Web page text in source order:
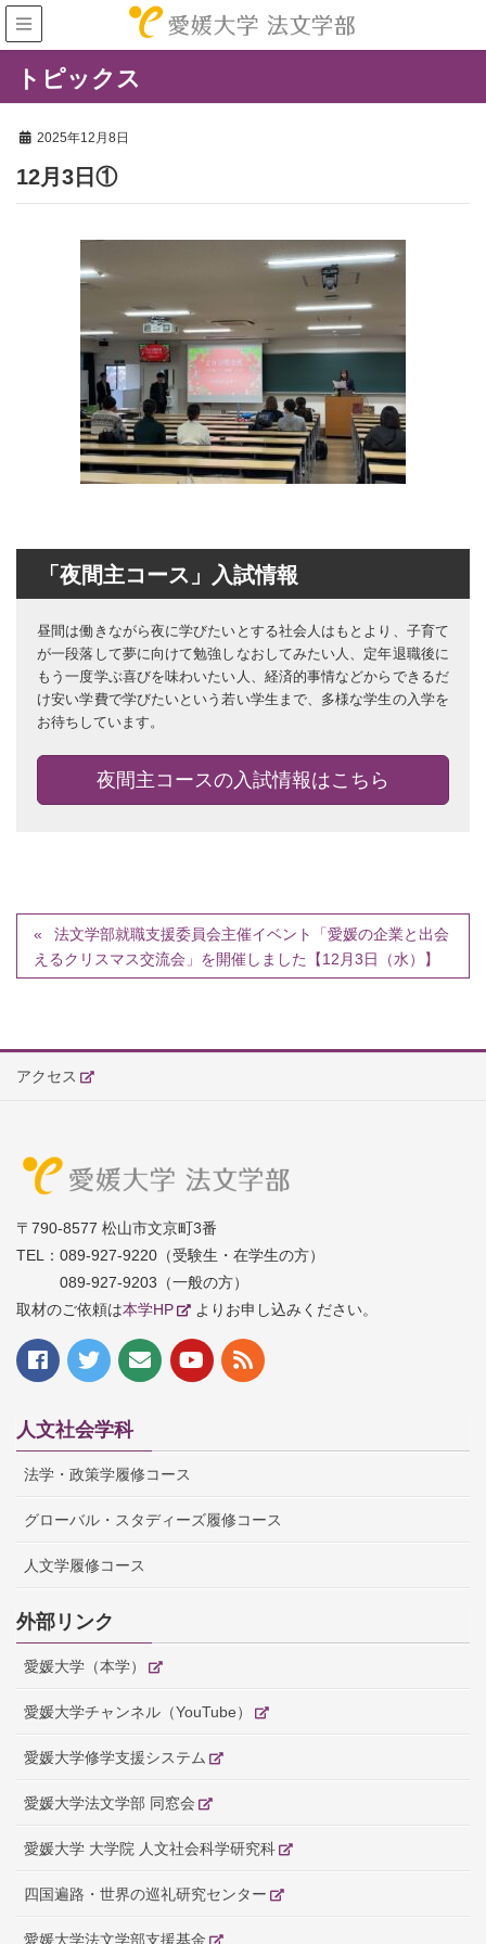
トピックス
2025年12月8日
12月3日①
「夜間主コース」入試情報
昼間は働きながら夜に学びたいとする社会人はもとより、子育て
が一段落して夢に向けて勉強しなおしてみたい人、定年退職後に
もう一度学ぶ喜びを味わいたい人、経済的事情などからできるだ
け安い学費で学びたいという若い学生まで、多様な学生の入学を
お待ちしています。
夜間主コースの入試情報はこちら
法文学部就職支援委員会主催イベント「愛媛の企業と出会
えるクリスマス交流会」を開催しました【12月3日（水）】
アクセス
〒790-8577 松山市文京町3番
TEL： 089-927-9220（受験生・在学生の方）
089-927-9203（一般の方）
取材のご依頼は本学HP よりお申し込みください。
人文社会学科
法学・政策学履修コース
グローバル・スタディーズ履修コース
人文学履修コース
外部リンク
愛媛大学（本学）
愛媛大学チャンネル（YouTube）
愛媛大学修学支援システム
愛媛大学法文学部 同窓会
愛媛大学 大学院 人文社会科学研究科
四国遍路・世界の巡礼研究センター
愛媛大学法文学部支援基金